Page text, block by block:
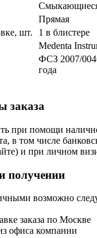
Прямая
шт.
1 в блистере
Medenta
ФСЗ 2007/
года
заказа
при помощи
в том числе
и при личном
получении
возможно
заказа по Москве
офиса компании